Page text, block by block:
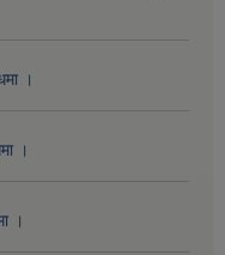
।
।
।